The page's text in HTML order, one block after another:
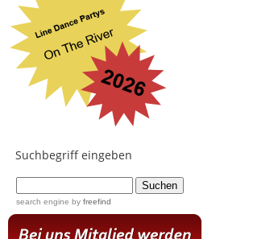
Suchbegriff eingeben
search engine by freefind